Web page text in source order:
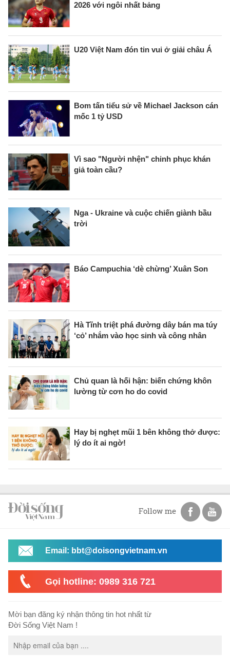
2026 với ngôi nhất bảng
U20 Việt Nam đón tin vui ở giải châu Á
Bom tấn tiểu sử về Michael Jackson cán
mốc 1 tỷ USD
Vì sao "Người nhện" chinh phục khán
giả toàn cầu?
Nga - Ukraine và cuộc chiến giành bầu
trời
Báo Campuchia ‘dè chừng’ Xuân Son
Hà Tĩnh triệt phá đường dây bán ma túy
‘cỏ’ nhắm vào học sinh và công nhân
Chủ quan là hối hận: biến chứng khôn
lường từ cơn ho do covid
Hay bị nghẹt mũi 1 bên không thở được:
lý do ít ai ngờ!
Follow me
Email: bbt@doisongvietnam.vn
Gọi hotline: 0989 316 721
Mời bạn đăng ký nhận thông tin hot nhất từ
Đời Sống Việt Nam !